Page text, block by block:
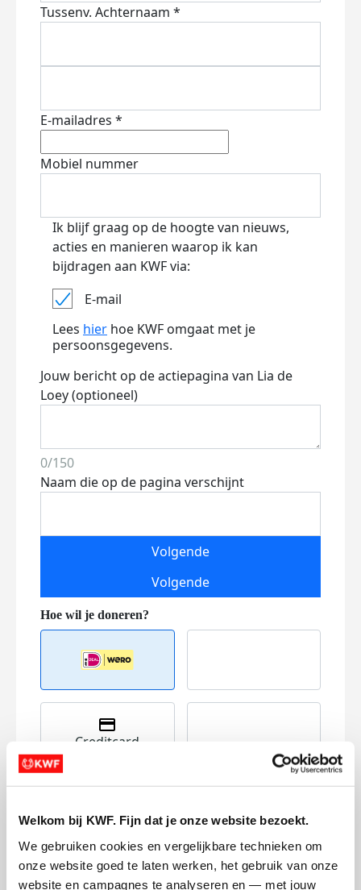
Welkom bij KWF. Fijn dat je onze website bezoekt.
We gebruiken cookies en vergelijkbare technieken om
onze website goed te laten werken, het gebruik van onze
website en campagnes te analyseren en — met jouw
Tussenv. Achternaam *
E-mailadres *
Mobiel nummer
Ik blijf graag op de hoogte van nieuws,
acties en manieren waarop ik kan
bijdragen aan KWF via:
E-mail
Lees hier hoe KWF omgaat met je
persoonsgegevens.
Jouw bericht op de actiepagina van Lia de
Loey (optioneel)
0/150
Naam die op de pagina verschijnt
Volgende
Volgende
Creditcard
Referentie